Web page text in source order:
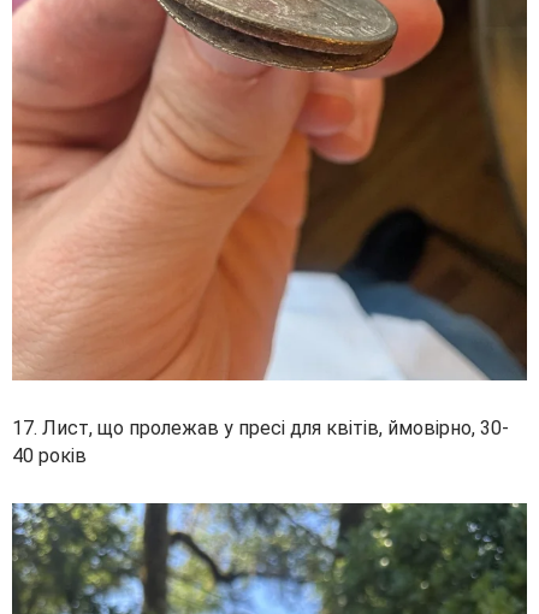
17. Лист, що пролежав у пресі для квітів, ймовірно, 30-
40 років